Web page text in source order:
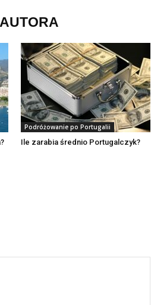
Podróżowanie po Portugalii
Ile zarabia średnio Portugalczyk?